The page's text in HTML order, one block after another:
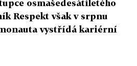
osmašedesátiletého
Respekt však v srpnu
vystřídá kariérní